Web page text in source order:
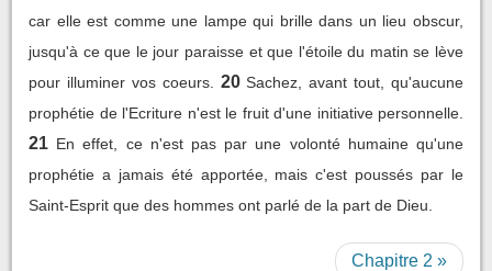
car elle est comme une lampe qui brille dans un lieu obscur,
jusqu'à ce que le jour paraisse et que l'étoile du matin se lève
pour illuminer vos coeurs.
20 Sachez, avant tout, qu'aucune
prophétie de l'Ecriture n'est le fruit d'une initiative personnelle.
21 En effet, ce n'est pas par une volonté humaine qu'une
prophétie a jamais été apportée, mais c'est poussés par le
Saint-Esprit que des hommes ont parlé de la part de Dieu.
Chapitre 2 »